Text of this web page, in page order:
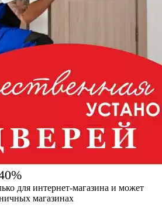
для интернет-магазина и может
магазинах